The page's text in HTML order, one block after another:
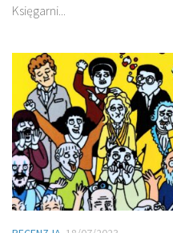
Księgarni...